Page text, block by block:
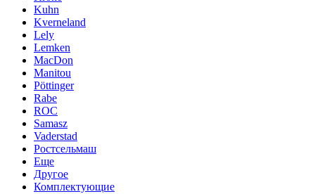
Kuhn
Kverneland
Lely
Lemken
MacDon
Manitou
Pöttinger
Rabe
ROC
Samasz
Vaderstad
Ростсельмаш
Еще
Другое
Комплектующие